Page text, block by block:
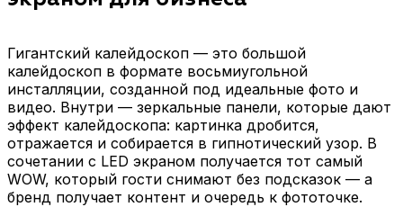
Гигантский калейдоскоп — это большой
калейдоскоп в формате восьмиугольной
инсталляции, созданной под идеальные фото и
видео. Внутри — зеркальные панели, которые дают
эффект калейдоскопа: картинка дробится,
отражается и собирается в гипнотический узор. В
сочетании с LED экраном получается тот самый
WOW, который гости снимают без подсказок — а
бренд получает контент и очередь к фототочке.